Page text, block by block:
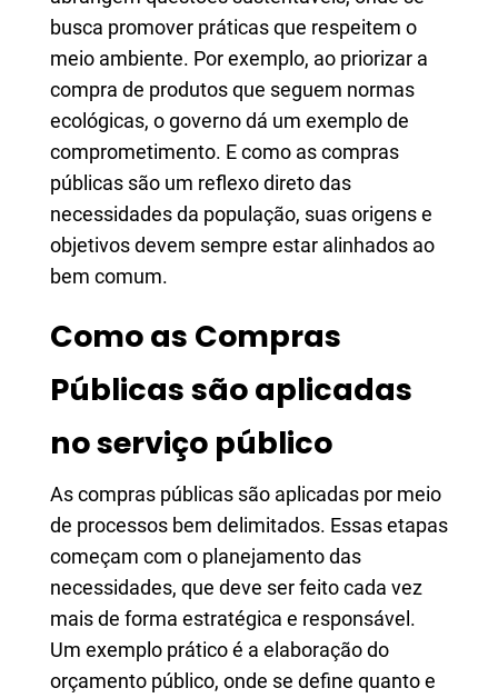
busca promover práticas que respeitem o
meio ambiente. Por exemplo, ao priorizar a
compra de produtos que seguem normas
ecológicas, o governo dá um exemplo de
comprometimento. E como as compras
públicas são um reflexo direto das
necessidades da população, suas origens e
objetivos devem sempre estar alinhados ao
bem comum.
Como as Compras
Públicas são aplicadas
no serviço público
As compras públicas são aplicadas por meio
de processos bem delimitados. Essas etapas
começam com o planejamento das
necessidades, que deve ser feito cada vez
mais de forma estratégica e responsável.
Um exemplo prático é a elaboração do
orçamento público, onde se define quanto e